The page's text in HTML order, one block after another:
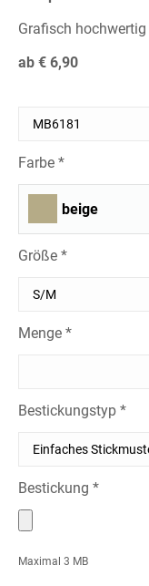
Grafisch
ab € 6,90
Farbe *
beige
Größe *
Menge *
Bestickungstyp *
Bestickung *
Maximal 3 MB